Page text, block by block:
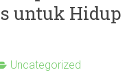
untuk Hidup
Uncategorized